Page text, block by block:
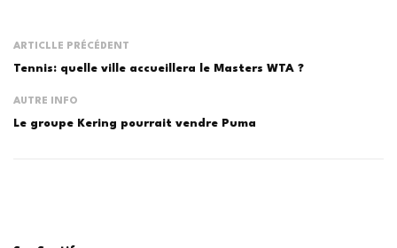
ARTICLLE PRÉCÉDENT
Tennis: quelle ville accueillera le Masters WTA ?
AUTRE INFO
Le groupe Kering pourrait vendre Puma